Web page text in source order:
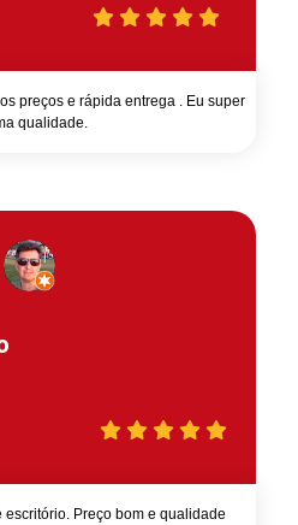
preços e rápida entrega . Eu super
qualidade.
Preço bom e qualidade